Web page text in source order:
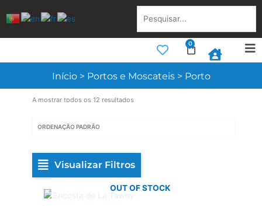
to
0
Cart
Início> Portos e Moscateis> Porto
A mostrar todos os 12 resultados
Visualizar Filtros
OUT OF STOCK